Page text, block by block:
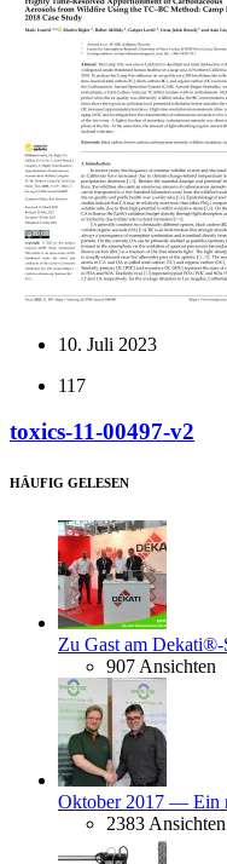
10. Juli 2023
117
toxics-11-00497-v2
HÄUFIG GELESEN
Zu Gast am Dekati®-
907 Ansichten
Oktober 2017 — Ein
2383 Ansichten